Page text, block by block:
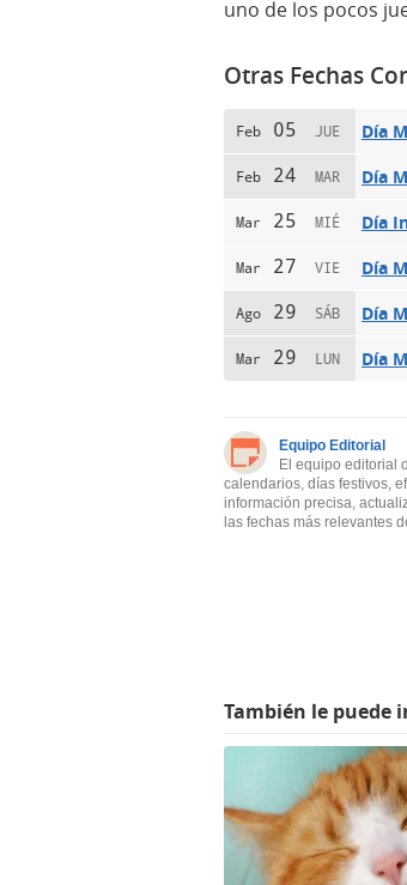
uno de los pocos
Otras Fechas
Feb 05 JUE Día
Feb 24 MAR Día
Mar 25 MIÉ Día
Mar 27 VIE Día
Ago 29 SÁB Día
Mar 29 LUN Día
Equipo Editorial
El equipo editorial
calendarios, días festivos,
información precisa,
las fechas más relevantes
También le puede